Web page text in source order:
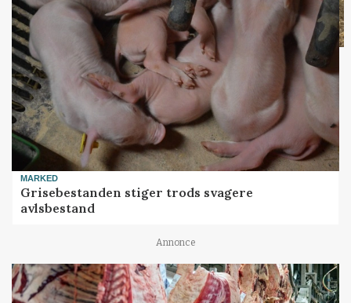
MARKED
Grisebestanden stiger trods svagere
avlsbestand
Annonce